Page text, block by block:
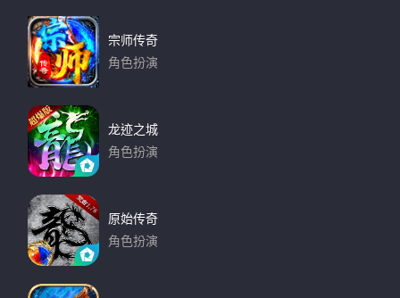
宗师传奇
角色扮演
龙迹之城
角色扮演
原始传奇
角色扮演